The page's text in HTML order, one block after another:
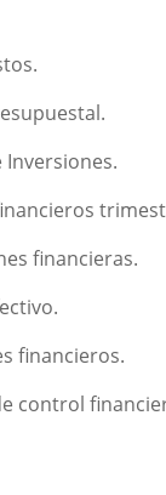
Inversiones.
financieras.
financieros.
control